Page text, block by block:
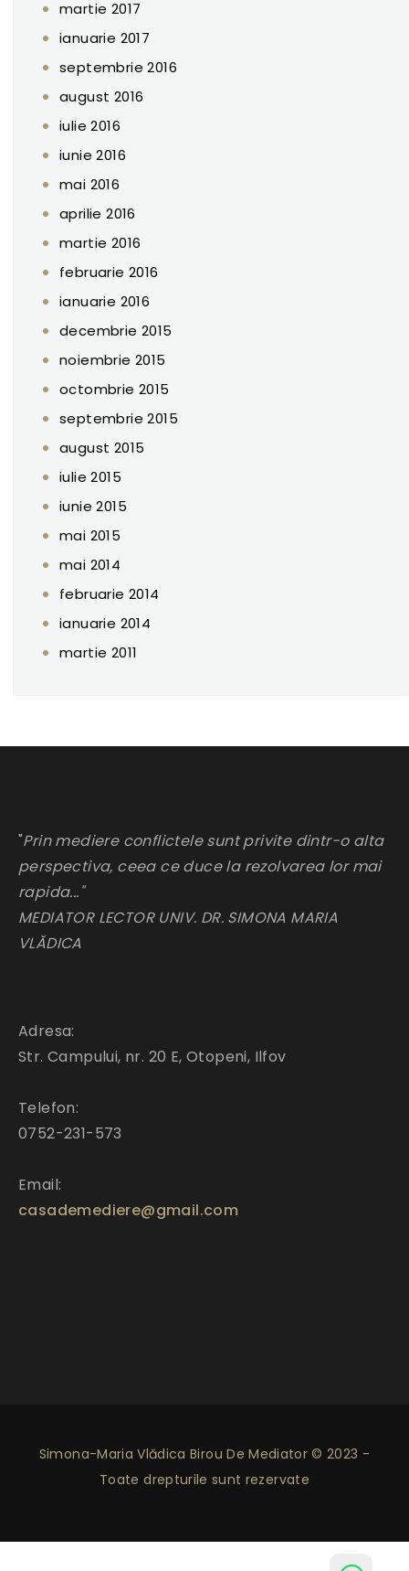
martie 2017
ianuarie 2017
septembrie 2016
august 2016
iulie 2016
iunie 2016
mai 2016
aprilie 2016
martie 2016
februarie 2016
ianuarie 2016
decembrie 2015
noiembrie 2015
octombrie 2015
septembrie 2015
august 2015
iulie 2015
iunie 2015
mai 2015
mai 2014
februarie 2014
ianuarie 2014
martie 2011
"Prin mediere conflictele sunt privite dintr-o alta
perspectiva, ceea ce duce la rezolvarea lor mai
rapida..."
MEDIATOR LECTOR UNIV. DR. SIMONA MARIA
VLĂDICA
Adresa:
Str. Campului, nr. 20 E, Otopeni, Ilfov
Telefon:
0752-231-573
Email:
casademediere@gmail.com
Simona-Maria Vlădica Birou De Mediator © 2023 -
Toate drepturile sunt rezervate